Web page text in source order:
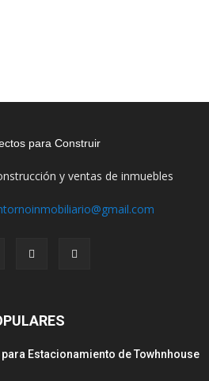
y ventas de inmuebles
para Estacionamiento de Towhnhouse